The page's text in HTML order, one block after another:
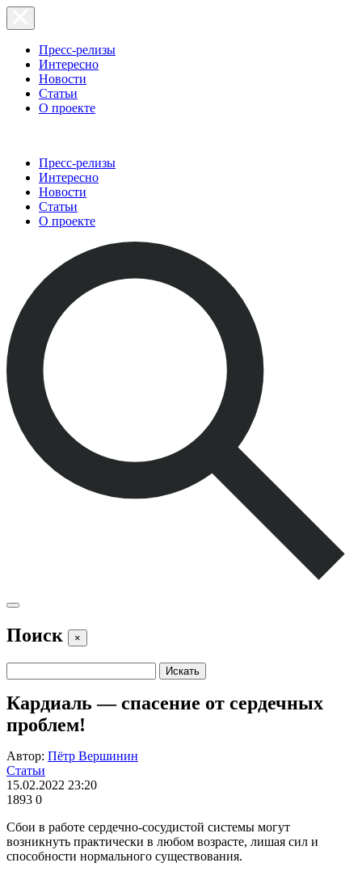
Пресс-релизы
Интересно
Новости
Статьи
О проекте
Пресс-релизы
Интересно
Новости
Статьи
О проекте
Поиск ×
Кардиаль — спасение от сердечных
проблем!
Автор: Пётр Вершинин
Статьи
15.02.2022 23:20
1893 0
Сбои в работе сердечно-сосудистой системы могут
возникнуть практически в любом возрасте, лишая сил и
способности нормального существования.